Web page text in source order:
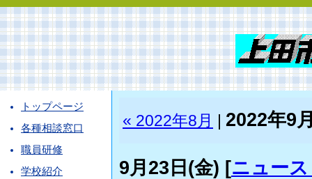
トップページ
各種相談窓口
職員研修
学校紹介
« 2022年8月 2022年9
9月23日(金) [ニュー